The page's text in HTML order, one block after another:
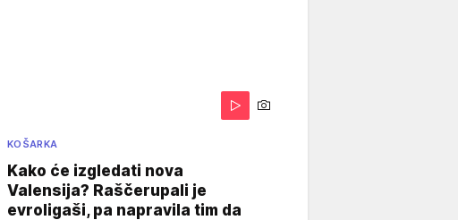
KOŠARKA
Kako će izgledati nova
Valensija? Raščerupali je
evroligaši, pa napravila tim da